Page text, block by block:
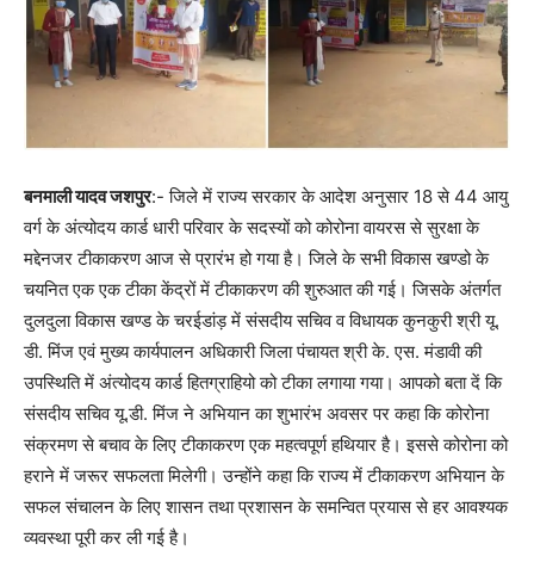
बनमाली यादव जशपुर:- जिले में राज्य सरकार के आदेश अनुसार 18 से 44 आयु
वर्ग के अंत्योदय कार्ड धारी परिवार के सदस्यों को कोरोना वायरस से सुरक्षा के
मद्देनजर टीकाकरण आज से प्रारंभ हो गया है। जिले के सभी विकास खण्डो के
चयनित एक एक टीका केंद्रों में टीकाकरण की शुरुआत की गई। जिसके अंतर्गत
दुलदुला विकास खण्ड के चरईडांड़ में संसदीय सचिव व विधायक कुनकुरी श्री यू.
डी. मिंज एवं मुख्य कार्यपालन अधिकारी जिला पंचायत श्री के. एस. मंडावी की
उपस्थिति में अंत्योदय कार्ड हितग्राहियो को टीका लगाया गया। आपको बता दें कि
संसदीय सचिव यू.डी. मिंज ने अभियान का शुभारंभ अवसर पर कहा कि कोरोना
संक्रमण से बचाव के लिए टीकाकरण एक महत्वपूर्ण हथियार है। इससे कोरोना को
हराने में जरूर सफलता मिलेगी। उन्होंने कहा कि राज्य में टीकाकरण अभियान के
सफल संचालन के लिए शासन तथा प्रशासन के समन्वित प्रयास से हर आवश्यक
व्यवस्था पूरी कर ली गई है।